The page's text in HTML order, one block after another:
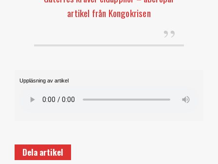
artikel från Kongokrisen
Uppläsning av artikel
Dela artikel